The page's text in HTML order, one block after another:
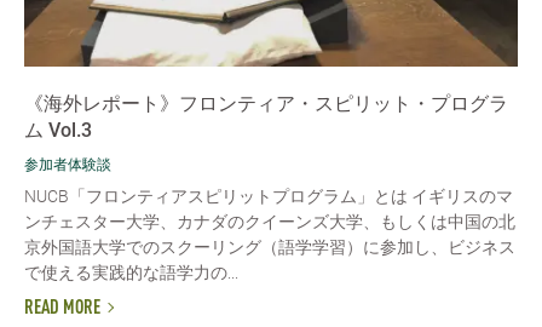
《海外レポート》フロンティア・スピリット・プログラ
ム Vol.3
参加者体験談
NUCB「フロンティアスピリットプログラム」とは イギリスのマ
ンチェスター大学、カナダのクイーンズ大学、もしくは中国の北
京外国語大学でのスクーリング（語学学習）に参加し、ビジネス
で使える実践的な語学力の...
READ MORE